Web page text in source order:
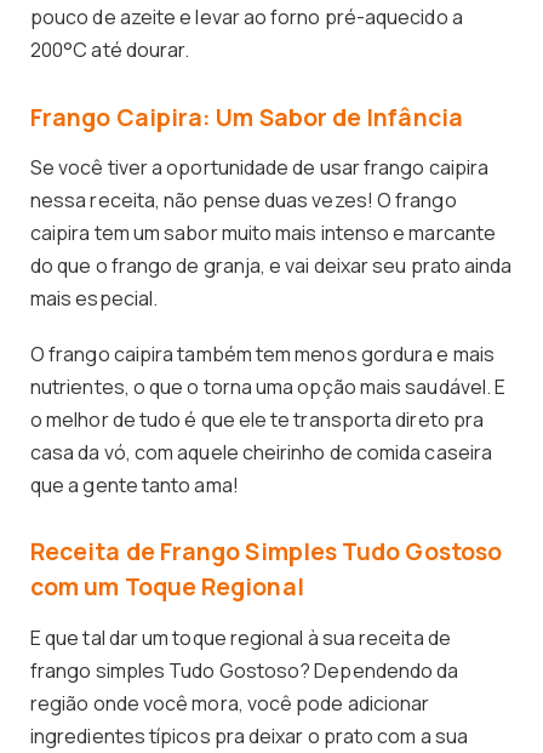
pouco de azeite e levar ao forno pré-aquecido a
200°C até dourar.
Frango Caipira: Um Sabor de Infância
Se você tiver a oportunidade de usar frango caipira
nessa receita, não pense duas vezes! O frango
caipira tem um sabor muito mais intenso e marcante
do que o frango de granja, e vai deixar seu prato ainda
mais especial.
O frango caipira também tem menos gordura e mais
nutrientes, o que o torna uma opção mais saudável. E
o melhor de tudo é que ele te transporta direto pra
casa da vó, com aquele cheirinho de comida caseira
que a gente tanto ama!
Receita de Frango Simples Tudo Gostoso
com um Toque Regional
E que tal dar um toque regional à sua receita de
frango simples Tudo Gostoso? Dependendo da
região onde você mora, você pode adicionar
ingredientes típicos pra deixar o prato com a sua